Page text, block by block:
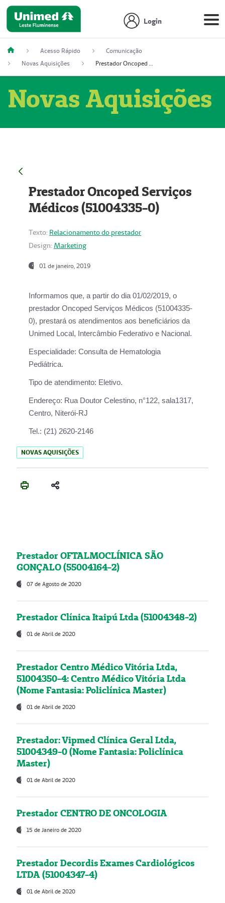
Login
Acesso Rápido
Comunicação
Novas Aquisições
Prestador Oncoped Serviços Médicos (51004335-0)
Novas Aquisições
Prestador Oncoped Serviços
Médicos (51004335-0)
Texto: Relacionamento do prestador
Design: Marketing
01 de janeiro, 2019
Informamos que, a partir do dia 01/02/2019, o
prestador Oncoped Serviços Médicos (51004335-
0), prestará os atendimentos aos beneficiários da
Unimed Local, Intercâmbio Federativo e Nacional.
Especialidade: Consulta de Hematologia
Pediátrica.
Tipo de atendimento: Eletivo.
Endereço: Rua Doutor Celestino, n°122, sala1317,
Centro, Niterói-RJ
Tel.: (21) 2620-2146
NOVAS AQUISIÇÕES
Prestador OFTALMOCLÍNICA SÃO
GONÇALO (55004164-2)
07 de Agosto de 2020
Prestador Clínica Itaipú Ltda (51004348-2)
01 de Abril de 2020
Prestador Centro Médico Vitória Ltda,
51004350-4: Centro Médico Vitória Ltda
(Nome Fantasia: Policlínica Master)
01 de Abril de 2020
Prestador: Vipmed Clínica Geral Ltda,
51004349-0 (Nome Fantasia: Policlínica
Master)
01 de Abril de 2020
Prestador CENTRO DE ONCOLOGIA
15 de Janeiro de 2020
Prestador Decordis Exames Cardiológicos
LTDA (51004347-4)
01 de Abril de 2020